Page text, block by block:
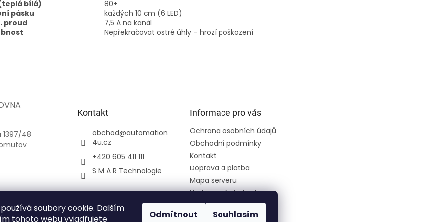
soubory cookie. Dalším
tohoto webu vyjadřujete
Odmítnout Souhlasím
(teplá bílá)
80+
pásku
každých 10 cm (6 LED)
proud
7,5 A na kanál
Nepřekračovat ostré úhly – hrozí poškození
1397/48
Kontakt
obchod@automation
4u.cz
+420 605 411 111
S M A R Technologie
Informace pro vás
Ochrana osobních údajů
Obchodní podmínky
Kontakt
Doprava a platba
Mapa serveru
Hodnocení obchodu
Přihlášení
Registrace